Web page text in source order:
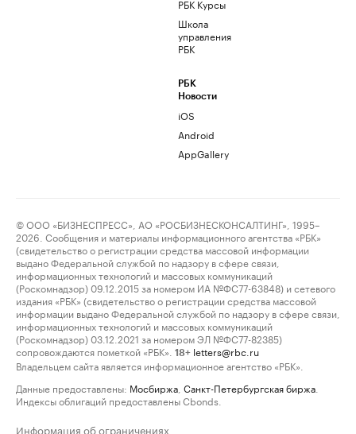
РБК Курсы
Школа
управления
РБК
РБК
Новости
iOS
Android
AppGallery
© ООО «БИЗНЕСПРЕСС», АО «РОСБИЗНЕСКОНСАЛТИНГ», 1995–
2026. Сообщения и материалы информационного агентства «РБК»
(свидетельство о регистрации средства массовой информации
выдано Федеральной службой по надзору в сфере связи,
информационных технологий и массовых коммуникаций
(Роскомнадзор) 09.12.2015 за номером ИА №ФС77-63848) и сетевого
издания «РБК» (свидетельство о регистрации средства массовой
информации выдано Федеральной службой по надзору в сфере связи,
информационных технологий и массовых коммуникаций
(Роскомнадзор) 03.12.2021 за номером ЭЛ №ФС77-82385)
сопровождаются пометкой «РБК».
18+ letters@rbc.ru
Владельцем сайта является информационное агентство «РБК».
Данные предоставлены: Мосбиржа Санкт-Петербургская биржа
Индексы облигаций предоставлены Cbonds.
Информация об ограничениях